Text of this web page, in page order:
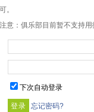
。
意：俱乐部目前暂不支持
下次自动登录
忘记密码?